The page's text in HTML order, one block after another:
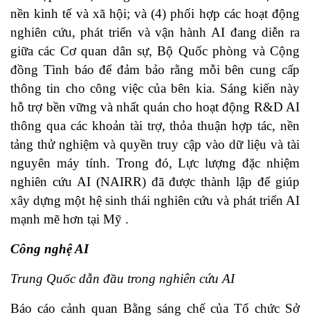
nền kinh tế và xã hội; và (4) phối hợp các hoạt động
nghiên cứu, phát triển và vận hành AI đang diễn ra
giữa các Cơ quan dân sự, Bộ Quốc phòng và Cộng
đồng Tình báo để đảm bảo rằng mỗi bên cung cấp
thông tin cho công việc của bên kia. Sáng kiến này
hỗ trợ bền vững và nhất quán cho hoạt động R&D AI
thông qua các khoản tài trợ, thỏa thuận hợp tác, nền
tảng thử nghiệm và quyền truy cập vào dữ liệu và tài
nguyên máy tính. Trong đó, Lực lượng đặc nhiệm
nghiên cứu AI (NAIRR) đã được thành lập để giúp
xây dựng một hệ sinh thái nghiên cứu và phát triển AI
mạnh mẽ hơn tại Mỹ .
Công nghệ AI
Trung Quốc dẫn đầu trong nghiên cứu AI
Báo cáo cảnh quan Bằng sáng chế của Tổ chức Sở